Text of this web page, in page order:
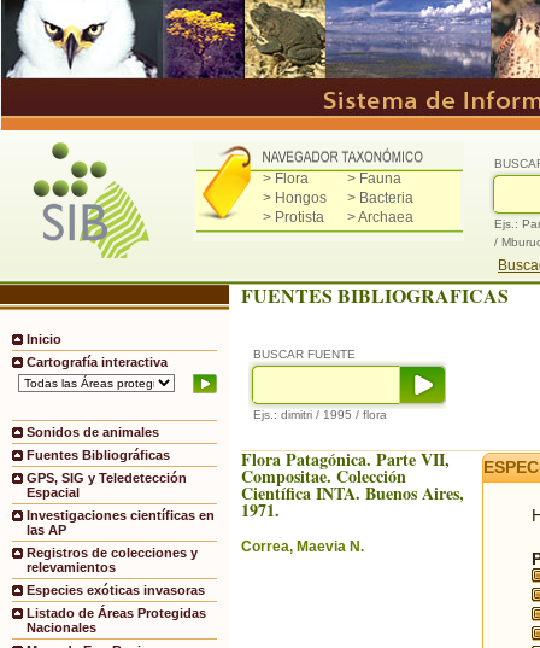
> Flora
> Fauna
> Hongos
> Bacteria
> Protista
> Archaea
Ejs.:
/
Inicio
Cartografía interactiva
Sonidos de animales
Fuentes Bibliográficas
GPS, SIG y Teledetección
Espacial
Investigaciones científicas en
las AP
Registros de colecciones y
relevamientos
Especies exóticas invasoras
Listado de Áreas Protegidas
Nacionales
FUENTES BIBLIOGRAFICAS
BUSCAR FUENTE
Ejs.: dimitri / 1995 / flora
Flora Patagónica. Parte VII,
Compositae. Colección
Científica INTA. Buenos Aires,
1971.
Correa, Maevia N.